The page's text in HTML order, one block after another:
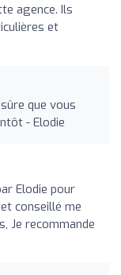
agence. Ils
et
que vous
- Elodie
Elodie pour
conseillé me
Je recommande